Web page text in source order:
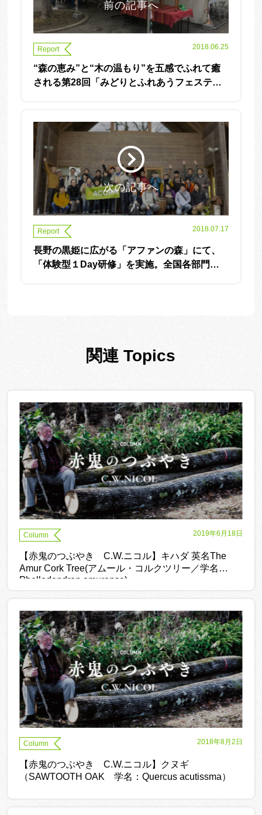
前の記事へ
Report 2018.06.25
“森の恵み”と“木の温もり”を五感でふれて癒
される第28回「みどりとふれあうフェスティ
次の記事へ
Report 2018.07.17
長野の黒姫に広がる「アファンの森」にて、
「体験型１Day研修」を実施。全国各部門の
関連 Topics
Column 2019年6月18日
【赤鬼のつぶやき C.W.ニコル】キハダ 英名The
Amur Cork Tree(アムール・コルクツリー／学名
Phellodendron amurense)
Column 2018年8月2日
【赤鬼のつぶやき C.W.ニコル】クヌギ
（SAWTOOTH OAK 学名：Quercus acutissma）